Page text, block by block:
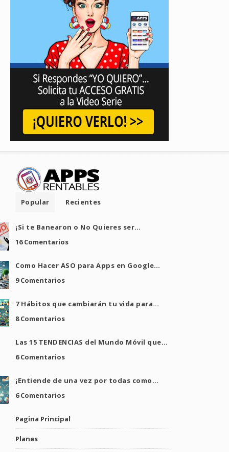
Popular Recientes
¡Si te Banearon o No Quieres ser…
16 Comentarios
Como Hacer ASO para Apps en Google…
9 Comentarios
7 Hábitos que cambiarán tu vida para…
8 Comentarios
Las 15 TENDENCIAS del Mundo Móvil que…
6 Comentarios
¡Entiende de una vez por todas como…
6 Comentarios
Pagina Principal
Planes